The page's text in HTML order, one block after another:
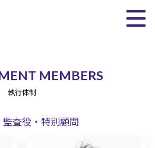
MEMBERS
執行体制
監査役・特別顧問